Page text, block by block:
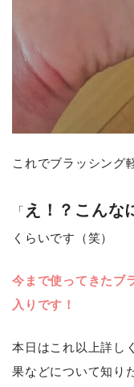
これでブラッシング
「 え！？こんな
くらいです（笑）
今まで使ってきたブ
入りです！
本日はこれ以上詳し
果などについて知り